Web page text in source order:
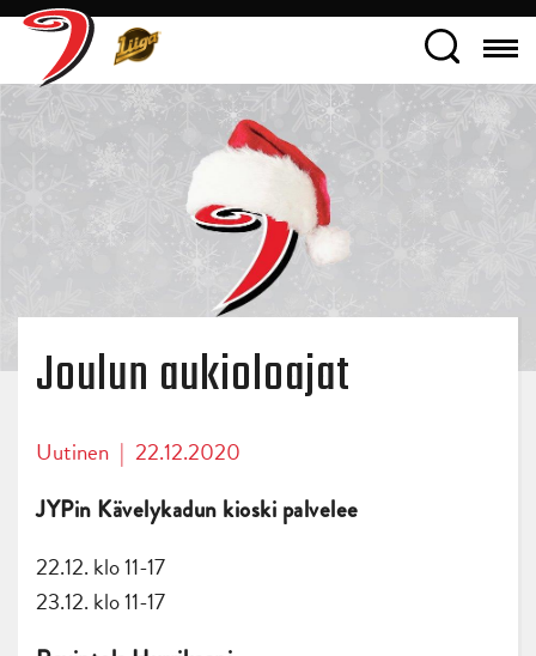
Joulun aukioloajat
Uutinen | 22.12.2020
JYPin Kävelykadun kioski palvelee
22.12. klo 11-17
23.12. klo 11-17